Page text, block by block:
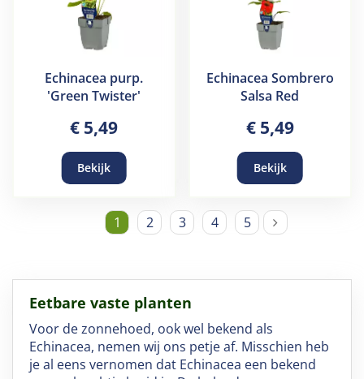
Echinacea purp.
'Green Twister'
€ 5,49
Bekijk
Echinacea Sombrero
Salsa Red
€ 5,49
Bekijk
1 2 3 4 5
Eetbare vaste planten
Voor de zonnehoed, ook wel bekend als
Echinacea, nemen wij ons petje af. Misschien heb
je al eens vernomen dat Echinacea een bekend